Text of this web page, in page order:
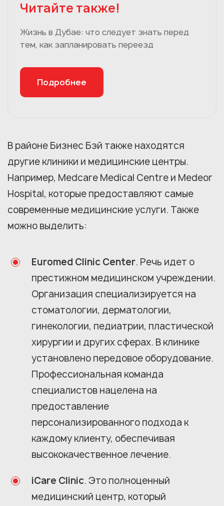
Читайте также!
Жизнь в Дубае: что следует знать перед
тем, как запланировать переезд
Подробнее
В районе Бизнес Бэй также находятся
другие клиники и медицинские центры.
Например, Medcare Medical Centre и Medeor
Hospital, которые предоставляют самые
современные медицинские услуги. Также
можно выделить:
Euromed Clinic Center. Речь идет о
престижном медицинском учреждении.
Организация специализируется на
стоматологии, дерматологии,
гинекологии, педиатрии, пластической
хирургии и других сферах. В клинике
установлено передовое оборудование.
Профессиональная команда
специалистов нацелена на
предоставление
персонализированного подхода к
каждому клиенту, обеспечивая
высококачественное лечение.
iCare Clinic. Это полноценный
медицинский центр, который